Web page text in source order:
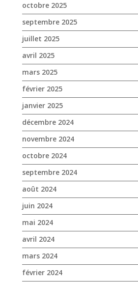
octobre 2025
septembre 2025
juillet 2025
avril 2025
mars 2025
février 2025
janvier 2025
décembre 2024
novembre 2024
octobre 2024
septembre 2024
août 2024
juin 2024
mai 2024
avril 2024
mars 2024
février 2024